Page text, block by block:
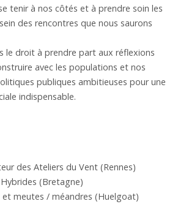
tenir à nos côtés et à prendre soin les
des rencontres que nous saurons
le droit à prendre part aux réflexions
avec les populations et nos
publiques ambitieuses pour une
indispensable.
des Ateliers du Vent (Rennes)
(Bretagne)
meutes / méandres (Huelgoat)